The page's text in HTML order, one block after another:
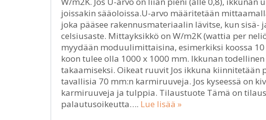
joissakin sääoloissa.U-arvo määritetään
joka pääsee rakennusmateriaalin lävitse, kun sisä-
celsiusaste. Mittayksikkö on W/m2K (wattia per
myydään moduulimittaisina, esimerkiksi koossa
koon tulee olla 1000 x 1000 mm. Ikkunan
takaamiseksi. Oikeat ruuvit Jos ikkuna kiinnitetään
tavallisia 70 mm:n karmiruuveja. Jos kyseessä on
karmiruuveja ja tulppia. Tilaustuote Tämä on
palautusoikeutta…. Lue lisää »